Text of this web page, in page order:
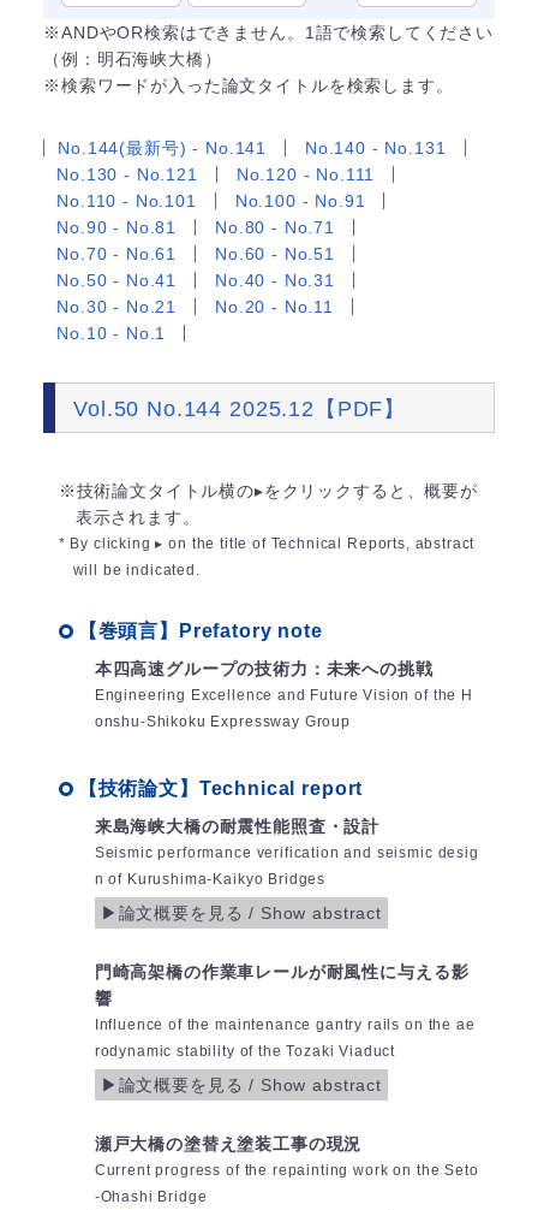
※ANDやOR検索はできません。1語で検索してください
（例：明石海峡大橋）
※検索ワードが入った論文タイトルを検索します。
No.144(最新号) - No.141
No.140 - No.131
No.130 - No.121
No.120 - No.111
No.110 - No.101
No.100 - No.91
No.90 - No.81
No.80 - No.71
No.70 - No.61
No.60 - No.51
No.50 - No.41
No.40 - No.31
No.30 - No.21
No.20 - No.11
No.10 - No.1
Vol.50 No.144 2025.12【PDF】
※技術論文タイトル横の▸をクリックすると、概要が
表示されます。
* By clicking ▸ on the title of Technical Reports, abstract
will be indicated.
【巻頭言】Prefatory note
本四高速グループの技術力：未来への挑戦
Engineering Excellence and Future Vision of the H
onshu-Shikoku Expressway Group
【技術論文】Technical report
来島海峡大橋の耐震性能照査・設計
Seismic performance verification and seismic desig
n of Kurushima-Kaikyo Bridges
門崎高架橋の作業車レールが耐風性に与える影
響
Influence of the maintenance gantry rails on the ae
rodynamic stability of the Tozaki Viaduct
瀬戸大橋の塗替え塗装工事の現況
Current progress of the repainting work on the Seto
-Ohashi Bridge